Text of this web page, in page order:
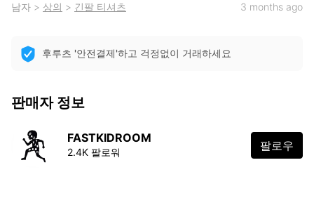
남자 > 상의 > 긴팔 티셔츠 3 months ago
후루츠 '안전결제'하고 걱정없이 거래하세요
판매자 정보
FASTKIDROOM
2.4K 팔로워 팔로우